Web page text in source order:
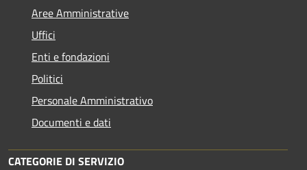
Aree Amministrative
Uffici
Enti e fondazioni
Politici
Personale Amministrativo
Documenti e dati
CATEGORIE DI SERVIZIO